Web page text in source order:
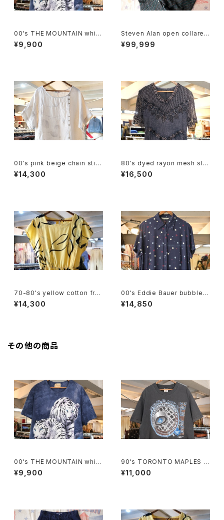
00's THE MOUNTAIN white
tiger tie-dye tee Dress
¥9,900
Steven Alan open collared
Jumpsuit "green"
¥99,999
00's pink beige chain stitc
hed linen pullover Dress
¥14,300
80's dyed rayon mesh sle
eve long Dress
¥16,500
70-80's yellow cotton fre
nch sleeve blouse Dress
¥14,300
00's Eddie Bauer bubble d
ot rayon shirt maxi Dress
¥14,850
その他の商品
00's THE MOUNTAIN white
tiger tie-dye tee Dress
¥9,900
90's TORONTO MAPLES L
EAFS black cotton Tee "M
ade in CANADA"
¥11,000